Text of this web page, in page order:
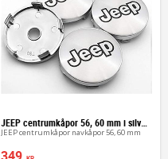
JEEP centrumkåpor 56, 60 mm i silverfärg
JEEP centrumkåpor navkåpor 56, 60 mm